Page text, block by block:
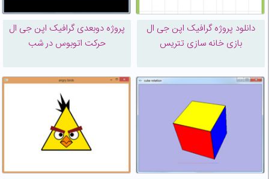
دانلود پروژه گرافیک اپن جی ال
بازی خانه سازی تتریس
پروژه دوبعدی گرافیک اپن جی ال
حرکت اتوبوس در شب